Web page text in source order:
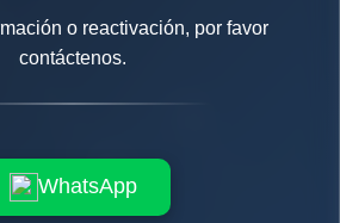
o reactivación, por favor
contáctenos.
WhatsApp